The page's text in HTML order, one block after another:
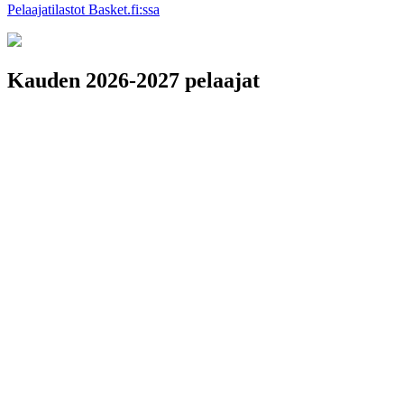
Pelaajatilastot Basket.fi:ssa
Kauden 2026-2027 pelaajat